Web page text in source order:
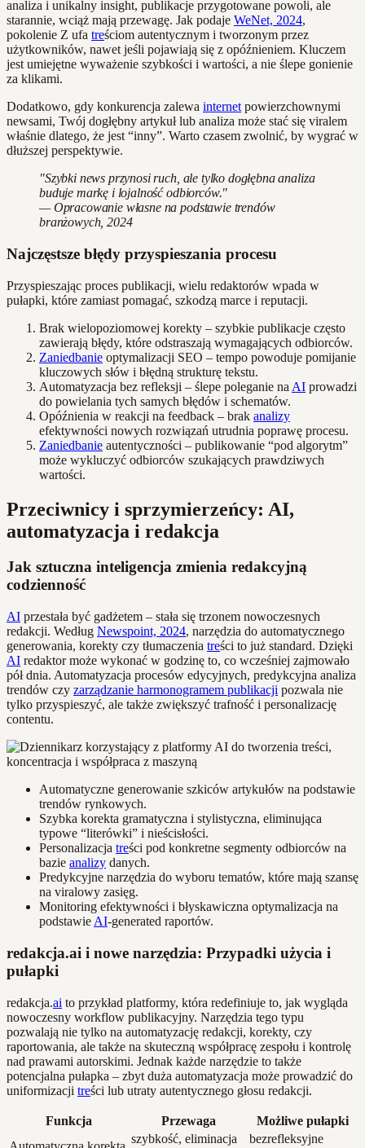
analiza i unikalny insight, publikacje przygotowane powoli, ale
starannie, wciąż mają przewagę. Jak podaje WeNet, 2024,
pokolenie Z ufa treściom autentycznym i tworzonym przez
użytkowników, nawet jeśli pojawiają się z opóźnieniem. Kluczem
jest umiejętne wyważenie szybkości i wartości, a nie ślepe gonienie
za klikami.
Dodatkowo, gdy konkurencja zalewa internet powierzchownymi
newsami, Twój dogłębny artykuł lub analiza może stać się viralem
właśnie dlatego, że jest “inny”. Warto czasem zwolnić, by wygrać w
dłuższej perspektywie.
"Szybki news przynosi ruch, ale tylko dogłębna analiza
buduje markę i lojalność odbiorców."
— Opracowanie własne na podstawie trendów
branżowych, 2024
Najczęstsze błędy przyspieszania procesu
Przyspieszając proces publikacji, wielu redaktorów wpada w
pułapki, które zamiast pomagać, szkodzą marce i reputacji.
Brak wielopoziomowej korekty – szybkie publikacje często
zawierają błędy, które odstraszają wymagających odbiorców.
Zaniedbanie optymalizacji SEO – tempo powoduje pomijanie
kluczowych słów i błędną strukturę tekstu.
Automatyzacja bez refleksji – ślepe poleganie na AI prowadzi
do powielania tych samych błędów i schematów.
Opóźnienia w reakcji na feedback – brak analizy
efektywności nowych rozwiązań utrudnia poprawę procesu.
Zaniedbanie autentyczności – publikowanie “pod algorytm”
może wykluczyć odbiorców szukających prawdziwych
wartości.
Przeciwnicy i sprzymierzeńcy: AI,
automatyzacja i redakcja
Jak sztuczna inteligencja zmienia redakcyjną
codzienność
AI przestała być gadżetem – stała się trzonem nowoczesnych
redakcji. Według Newspoint, 2024, narzędzia do automatycznego
generowania, korekty czy tłumaczenia treści to już standard. Dzięki
AI redaktor może wykonać w godzinę to, co wcześniej zajmowało
pół dnia. Automatyzacja procesów edycyjnych, predykcyjna analiza
trendów czy zarządzanie harmonogramem publikacji pozwala nie
tylko przyspieszyć, ale także zwiększyć trafność i personalizację
contentu.
Automatyczne generowanie szkiców artykułów na podstawie
trendów rynkowych.
Szybka korekta gramatyczna i stylistyczna, eliminująca
typowe “literówki” i nieścisłości.
Personalizacja treści pod konkretne segmenty odbiorców na
bazie analizy danych.
Predykcyjne narzędzia do wyboru tematów, które mają szansę
na viralowy zasięg.
Monitoring efektywności i błyskawiczna optymalizacja na
podstawie AI-generated raportów.
redakcja.ai i nowe narzędzia: Przypadki użycia i
pułapki
redakcja.ai to przykład platformy, która redefiniuje to, jak wygląda
nowoczesny workflow publikacyjny. Narzędzia tego typu
pozwalają nie tylko na automatyzację redakcji, korekty, czy
raportowania, ale także na skuteczną współpracę zespołu i kontrolę
nad prawami autorskimi. Jednak każde narzędzie to także
potencjalna pułapka – zbyt duża automatyzacja może prowadzić do
uniformizacji treści lub utraty autentycznego głosu redakcji.
Funkcja Przewaga
Możliwe pułapki
szybkość, eliminacja
bezrefleksyjne